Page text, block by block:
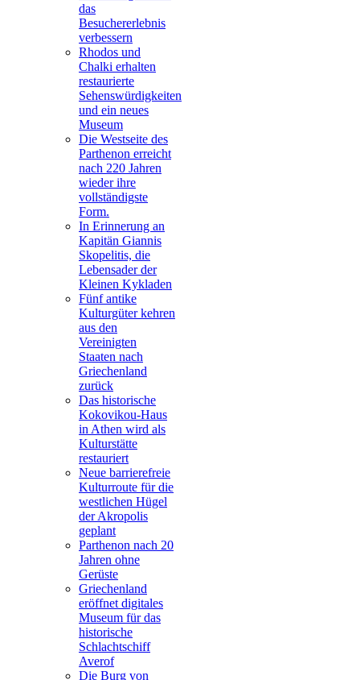
das
Besuchererlebnis
verbessern
Rhodos und
Chalki erhalten
restaurierte
Sehenswürdigkeiten
und ein neues
Museum
Die Westseite des
Parthenon erreicht
nach 220 Jahren
wieder ihre
vollständigste
Form.
In Erinnerung an
Kapitän Giannis
Skopelitis, die
Lebensader der
Kleinen Kykladen
Fünf antike
Kulturgüter kehren
aus den
Vereinigten
Staaten nach
Griechenland
zurück
Das historische
Kokovikou-Haus
in Athen wird als
Kulturstätte
restauriert
Neue barrierefreie
Kulturroute für die
westlichen Hügel
der Akropolis
geplant
Parthenon nach 20
Jahren ohne
Gerüste
Griechenland
eröffnet digitales
Museum für das
historische
Schlachtschiff
Averof
Die Burg von